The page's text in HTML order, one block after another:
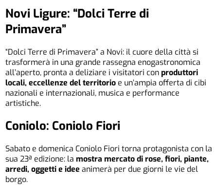
Novi Ligure: “Dolci Terre di
Primavera”
“Dolci Terre di Primavera” a Novi: il cuore della città si
trasformerà in una grande rassegna enogastronomica
all’aperto, pronta a deliziare i visitatori conproduttori
locali, eccellenze del territorio e un’ampia offerta di cibi
nazionali e internazionali, musica e performance
artistiche.
Coniolo: Coniolo Fiori
Sabato e domenica Coniolo Fiori torna protagonista con la
sua 23ª edizione: lamostra mercato di rose, fiori, piante,
arredi, oggetti e idee animerà per due giorni le vie del
borgo.